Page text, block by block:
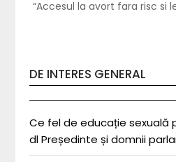
“Accesul la avort fara risc si
DE INTERES GENERAL
Ce fel de educație sexuală
dl Președinte și domnii